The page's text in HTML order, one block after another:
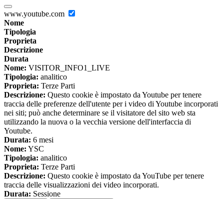
www.youtube.com
Nome
Tipologia
Proprieta
Descrizione
Durata
Nome: VISITOR_INFO1_LIVE
Tipologia: analitico
Proprieta: Terze Parti
Descrizione: Questo cookie è impostato da Youtube per tenere
traccia delle preferenze dell'utente per i video di Youtube incorporati
nei siti; può anche determinare se il visitatore del sito web sta
utilizzando la nuova o la vecchia versione dell'interfaccia di
Youtube.
Durata: 6 mesi
Nome: YSC
Tipologia: analitico
Proprieta: Terze Parti
Descrizione: Questo cookie è impostato da YouTube per tenere
traccia delle visualizzazioni dei video incorporati.
Durata: Sessione